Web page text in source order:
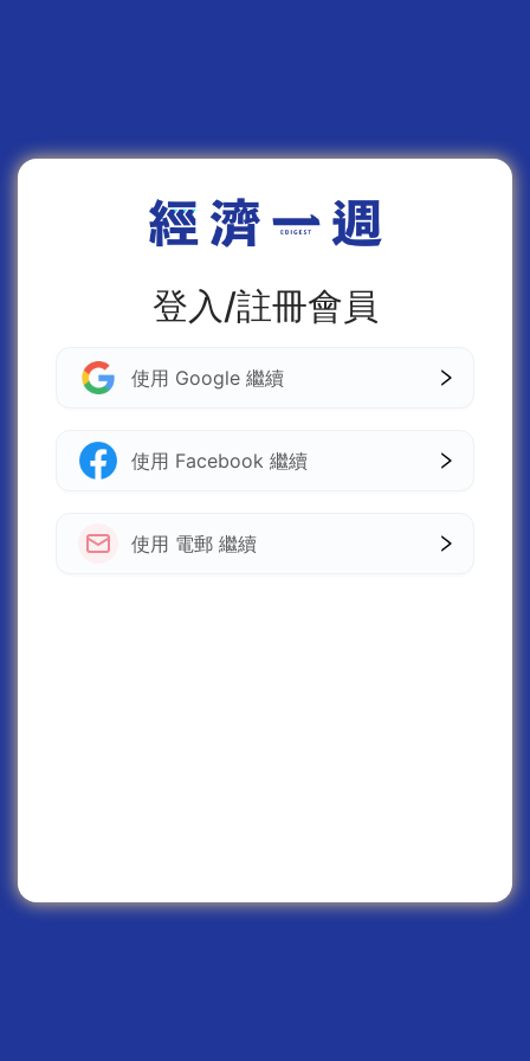
登入/註冊會員
使用 Google 繼續
使用 Facebook 繼續
使用 電郵 繼續